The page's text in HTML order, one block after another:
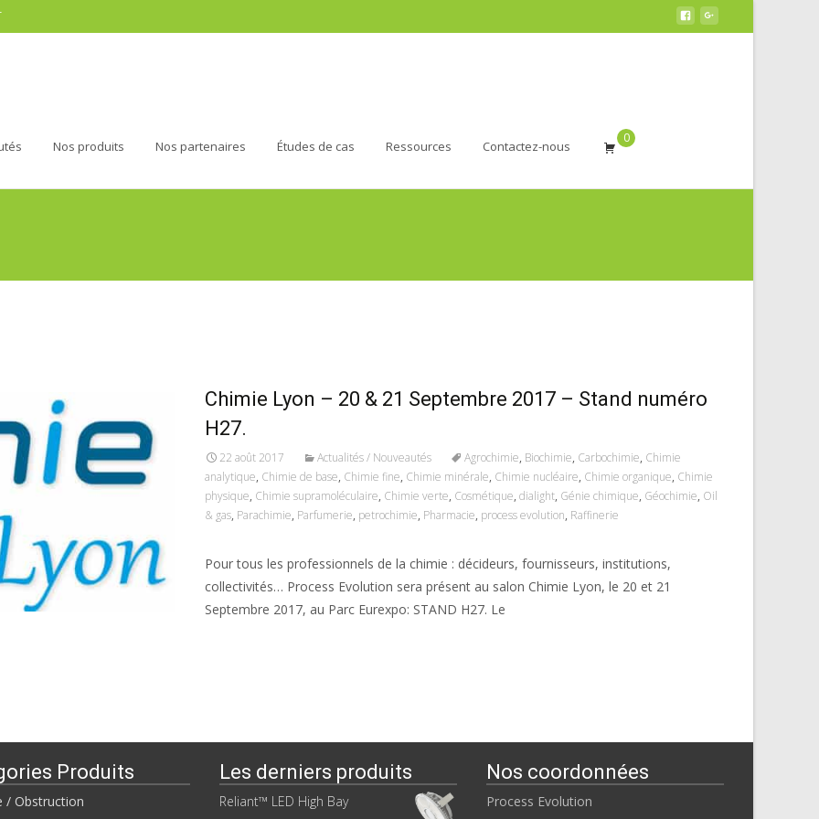
Nos produits Nos partenaires Études de cas Ressources Contactez-nous
0
Chimie Lyon – 20 & 21 Septembre 2017 – Stand numéro
H27.
22 août 2017 Actualités / Nouveautés Agrochimie, Biochimie, Carbochimie, Chimie
analytique, Chimie de base, Chimie fine, Chimie minérale, Chimie nucléaire, Chimie organique, Chimie
physique, Chimie supramoléculaire, Chimie verte, Cosmétique, dialight, Génie chimique, Géochimie, Oil
& gas, Parachimie, Parfumerie, petrochimie, Pharmacie, process evolution, Raffinerie
Pour tous les professionnels de la chimie : décideurs, fournisseurs, institutions,
collectivités… Process Evolution sera présent au salon Chimie Lyon, le 20 et 21
Septembre 2017, au Parc Eurexpo: STAND H27. Le
Produits
/ Obstruction
Les derniers produits
Reliant™ LED High Bay
Nos coordonnées
Process Evolution